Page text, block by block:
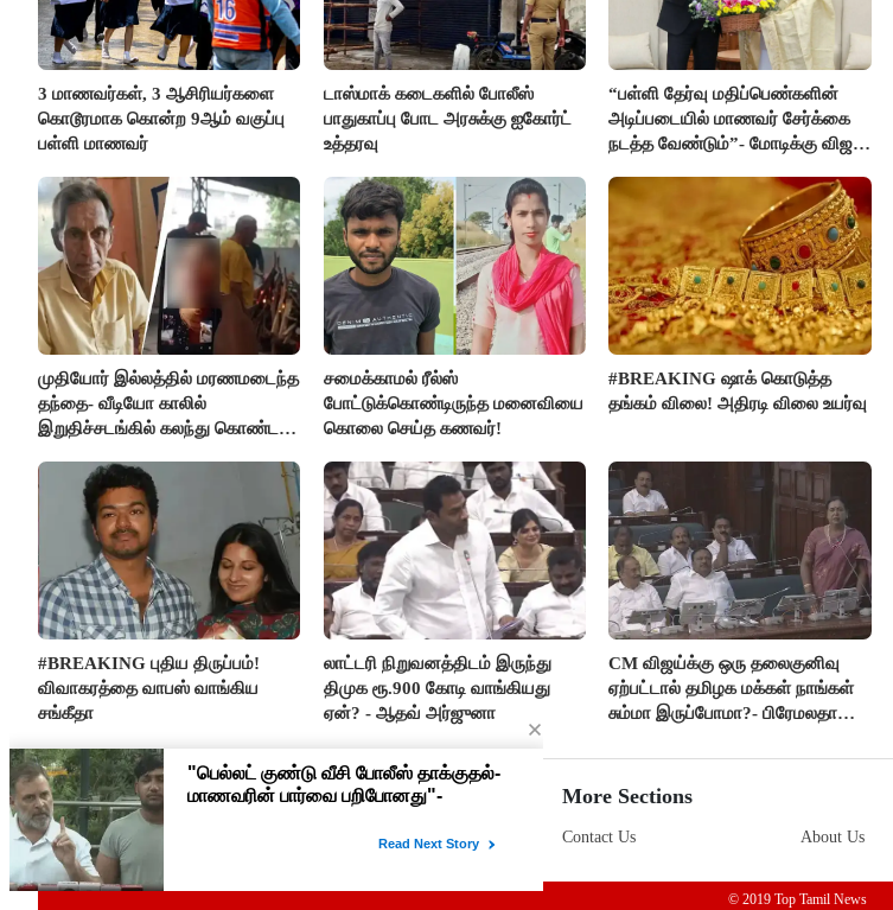
3 மாணவர்கள், 3 ஆசிரியர்களை
கொடூரமாக கொன்ற 9ஆம் வகுப்பு
பள்ளி மாணவர்
டாஸ்மாக் கடைகளில் போலீஸ்
பாதுகாப்பு போட அரசுக்கு ஐகோர்ட்
உத்தரவு
“பள்ளி தேர்வு மதிப்பெண்களின்
அடிப்படையில் மாணவர் சேர்க்கை
நடத்த வேண்டும்”- மோடிக்கு விஜய்
முதியோர் இல்லத்தில் மரணமடைந்த
தந்தை- வீடியோ காலில்
இறுதிச்சடங்கில் கலந்து கொண்ட
சமைக்காமல் ரீல்ஸ்
போட்டுக்கொண்டிருந்த மனைவியை
கொலை செய்த கணவர்!
#BREAKING ஷாக் கொடுத்த
தங்கம் விலை! அதிரடி விலை உயர்வு
#BREAKING புதிய திருப்பம்!
விவாகரத்தை வாபஸ் வாங்கிய
சங்கீதா
லாட்டரி நிறுவனத்திடம் இருந்து
திமுக ரூ.900 கோடி வாங்கியது
ஏன்? - ஆதவ் அர்ஜுனா
CM விஜய்க்கு ஒரு தலைகுனிவு
ஏற்பட்டால் தமிழக மக்கள் நாங்கள்
சும்மா இருப்போமா?- பிரேமலதா
More Sections
Contact Us About Us
© 2019 Top Tamil News